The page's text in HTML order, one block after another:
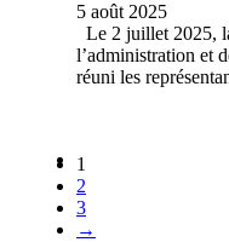
5 août 2025
Le 2 juillet 2025,
l’administration et
réuni les
1
2
3
→